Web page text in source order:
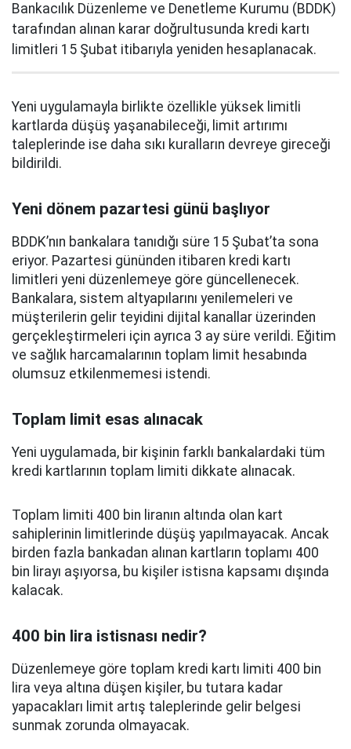
Bankacılık Düzenleme ve Denetleme Kurumu (BDDK)
tarafından alınan karar doğrultusunda kredi kartı
limitleri 15 Şubat itibarıyla yeniden hesaplanacak.
Yeni uygulamayla birlikte özellikle yüksek limitli
kartlarda düşüş yaşanabileceği, limit artırımı
taleplerinde ise daha sıkı kuralların devreye gireceği
bildirildi.
Yeni dönem pazartesi günü başlıyor
BDDK’nın bankalara tanıdığı süre 15 Şubat’ta sona
eriyor. Pazartesi gününden itibaren kredi kartı
limitleri yeni düzenlemeye göre güncellenecek.
Bankalara, sistem altyapılarını yenilemeleri ve
müşterilerin gelir teyidini dijital kanallar üzerinden
gerçekleştirmeleri için ayrıca 3 ay süre verildi. Eğitim
ve sağlık harcamalarının toplam limit hesabında
olumsuz etkilenmemesi istendi.
Toplam limit esas alınacak
Yeni uygulamada, bir kişinin farklı bankalardaki tüm
kredi kartlarının toplam limiti dikkate alınacak.
Toplam limiti 400 bin liranın altında olan kart
sahiplerinin limitlerinde düşüş yapılmayacak. Ancak
birden fazla bankadan alınan kartların toplamı 400
bin lirayı aşıyorsa, bu kişiler istisna kapsamı dışında
kalacak.
400 bin lira istisnası nedir?
Düzenlemeye göre toplam kredi kartı limiti 400 bin
lira veya altına düşen kişiler, bu tutara kadar
yapacakları limit artış taleplerinde gelir belgesi
sunmak zorunda olmayacak.